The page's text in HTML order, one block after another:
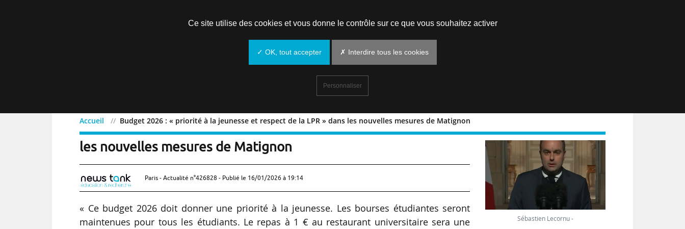
Accueil Budget 2026 : « priorité à la jeunesse et respect de la LPR » dans les nouvelles mesures de Matignon
Budget 2026 : « priorité à la jeunesse et respect de la LPR » dans
les nouvelles mesures de Matignon
Paris - Actualité n°426828 - Publié le 16/01/2026 à 19:14
« Ce budget 2026 doit donner une priorité à la jeunesse. Les bourses étudiantes seront
maintenues pour tous les étudiants. Le repas à 1 € au restaurant universitaire sera une
Sébastien Lecornu -
Ce site utilise des cookies et vous donne le contrôle sur ce que vous souhaitez activer
✓ OK, tout accepter ✗ Interdire tous les cookies
Personnaliser